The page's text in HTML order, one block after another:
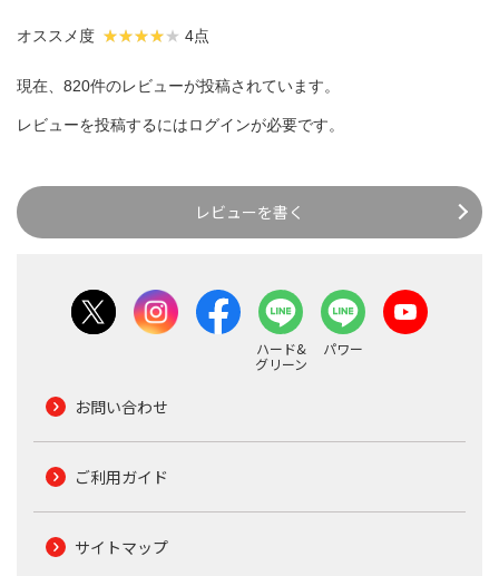
オススメ度 4点
現在、820件のレビューが投稿されています。
レビューを投稿するにはログインが必要です。
レビューを書く
ハード&
グリーン
パワー
お問い合わせ
ご利用ガイド
サイトマップ